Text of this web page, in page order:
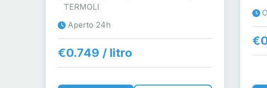
TERMOLI
Aperto 24h
€0.749 / litro